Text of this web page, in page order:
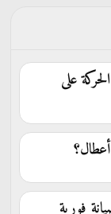
على